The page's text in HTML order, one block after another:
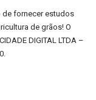
de fornecer estudos
de grãos! O
DIGITAL LTDA –